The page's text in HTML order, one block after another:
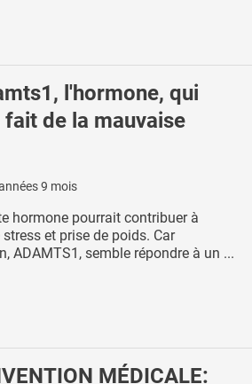
l'hormone, qui
de la mauvaise
9 mois
hormone pourrait contribuer à
et prise de poids. Car
ADAMTS1, semble répondre à un ...
MÉDICALE: